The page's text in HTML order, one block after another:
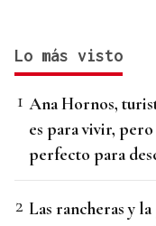
Lo más visto
Ana Hornos,
es para vivir,
perfecto para
Las rancheras y